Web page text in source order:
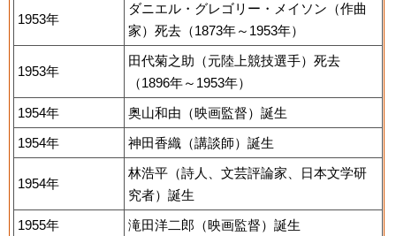
1953年
ダニエル・グレゴリー・メイソン（作曲
家）死去（1873年～1953年）
1953年
田代菊之助（元陸上競技選手）死去
（1896年～1953年）
1954年
奥山和由（映画監督）誕生
1954年
神田香織（講談師）誕生
1954年
林浩平（詩人、文芸評論家、日本文学研
究者）誕生
1955年
滝田洋二郎（映画監督）誕生